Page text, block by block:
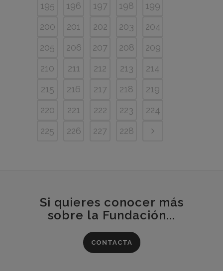
195
196 197 198
199
200
201 202 203
204
205
206 207 208
209
210
211 212 213
214
215
216 217 218
219
220
221 222 223
224
225
226 227 228
Si quieres conocer más
sobre la Fundación...
CONTACTA